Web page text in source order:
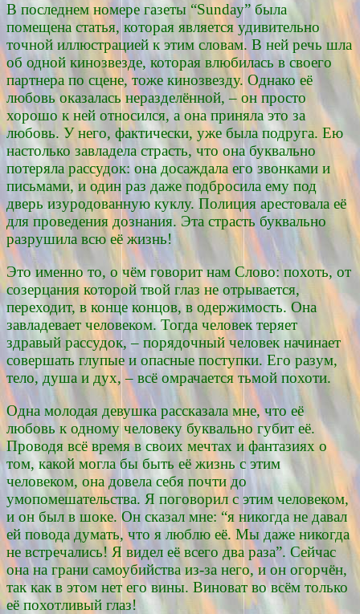
В последнем номере газеты “Sunday” была
помещена статья, которая является удивительно
точной иллюстрацией к этим словам. В ней речь шла
об одной кинозвезде, которая влюбилась в своего
партнера по сцене, тоже кинозвезду. Однако её
любовь оказалась неразделённой, – он просто
хорошо к ней относился, а она приняла это за
любовь. У него, фактически, уже была подруга. Ею
настолько завладела страсть, что она буквально
потеряла рассудок: она досаждала его звонками и
письмами, и один раз даже подбросила ему под
дверь изуродованную куклу. Полиция арестовала её
для проведения дознания. Эта страсть буквально
разрушила всю её жизнь!
Это именно то, о чём говорит нам Слово: похоть, от
созерцания которой твой глаз не отрывается,
переходит, в конце концов, в одержимость. Она
завладевает человеком. Тогда человек теряет
здравый рассудок, – порядочный человек начинает
совершать глупые и опасные поступки. Его разум,
тело, душа и дух, – всё омрачается тьмой похоти.
Одна молодая девушка рассказала мне, что её
любовь к одному человеку буквально губит её.
Проводя всё время в своих мечтах и фантазиях о
том, какой могла бы быть её жизнь с этим
человеком, она довела себя почти до
умопомешательства. Я поговорил с этим человеком,
и он был в шоке. Он сказал мне: “я никогда не давал
ей повода думать, что я люблю её. Мы даже никогда
не встречались! Я видел её всего два раза”. Сейчас
она на грани самоубийства из-за него, и он огорчён,
так как в этом нет его вины. Виноват во всём только
её похотливый глаз!